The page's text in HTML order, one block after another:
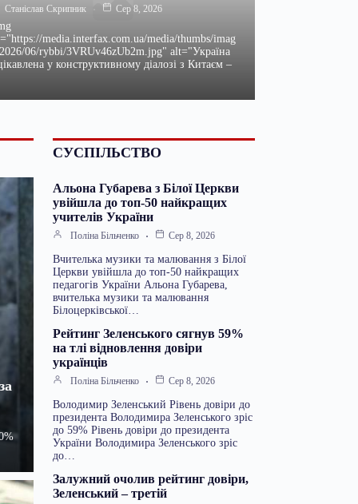
Станіслав Скрипник Сер 8, 2026
media.interfax.com.ua/media/thumbs/imag
06/rybbi/3VRUv46zUb2m.jpg" alt="Україна
у конструктивному діалозі з Китаєм –
СУСПІЛЬСТВО
Альона Губарева з Білої Церкви
увійшла до топ-50 найкращих
учителів України
Поліна Більченко Сер 8, 2026
Вчителька музики та малювання з Білої
Церкви увійшла до топ-50 найкращих
педагогів України Альона Губарева,
вчителька музики та малювання
Білоцерківської…
Рейтинг Зеленського сягнув 59%
на тлі відновлення довіри
українців
Поліна Більченко Сер 8, 2026
Володимир Зеленський Рівень довіри до
президента Володимира Зеленського зріс
до 59% Рівень довіри до президента
України Володимира Зеленського зріс
до…
Залужний очолив рейтинг довіри,
Зеленський – третій